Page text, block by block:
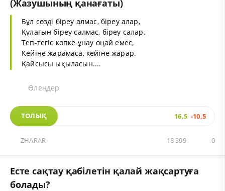
(Жазушының қанағаты)
Бұл сөзді біреу алмас, біреу алар,
Құлағын біреу салмас, біреу салар.
Теп-тегіс көпке ұнау оңай емес,
Кейіне жарамаса, кейіне жарар.
Қайсысы ықыласын....
Өлеңдер
ТОЛЫҚ 16,5 -10,5
ZHARAR 0
18 399
Есте сақтау қабілетін қалай жақсартуға
болады?